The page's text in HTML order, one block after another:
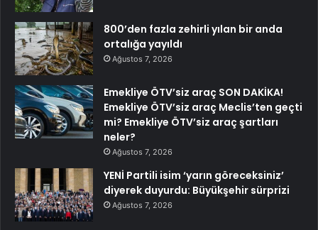
800’den fazla zehirli yılan bir anda
ortalığa yayıldı
Ağustos 7, 2026
Emekliye ÖTV’siz araç SON DAKİKA!
Emekliye ÖTV’siz araç Meclis’ten geçti
mi? Emekliye ÖTV’siz araç şartları
neler?
Ağustos 7, 2026
YENİ Partili isim ‘yarın göreceksiniz’
diyerek duyurdu: Büyükşehir sürprizi
Ağustos 7, 2026